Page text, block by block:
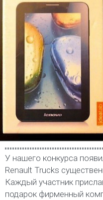
У нашего конкурса
Renault Trucks
Каждый участник
подарок фирменный